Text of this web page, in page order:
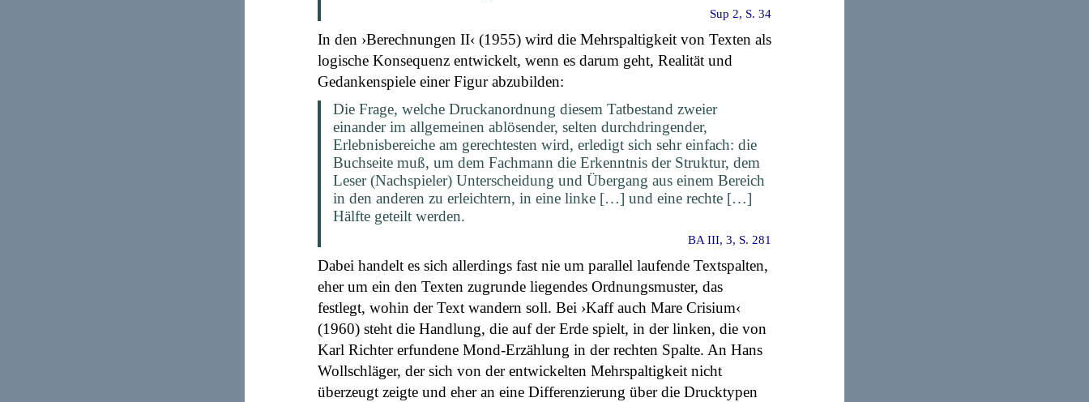
Sup 2, S. 34
In den ›Berechnungen II‹ (1955) wird die Mehrspaltigkeit von Texten als
logische Konsequenz entwickelt, wenn es darum geht, Realität und
Gedankenspiele einer Figur abzubilden:
Die Frage, welche Druckanordnung diesem Tatbestand zweier
einander im allgemeinen ablösender, selten durchdringender,
Erlebnisbereiche am gerechtesten wird, erledigt sich sehr einfach: die
Buchseite muß, um dem Fachmann die Erkenntnis der Struktur, dem
Leser (Nachspieler) Unterscheidung und Übergang aus einem Bereich
in den anderen zu erleichtern, in eine linke […] und eine rechte […]
Hälfte geteilt werden.
BA III, 3, S. 281
Dabei handelt es sich allerdings fast nie um parallel laufende Textspalten,
eher um ein den Texten zugrunde liegendes Ordnungsmuster, das
festlegt, wohin der Text wandern soll. Bei ›Kaff auch Mare Crisium‹
(1960) steht die Handlung, die auf der Erde spielt, in der linken, die von
Karl Richter erfundene Mond-Erzählung in der rechten Spalte. An Hans
Wollschläger, der sich von der entwickelten Mehrspaltigkeit nicht
überzeugt zeigte und eher an eine Differenzierung über die Drucktypen